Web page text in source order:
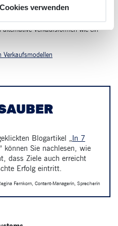
verwenden
am besten zu Ihrem
Verkaufsformen wie ein
Verkaufsmodellen
Blogartikel „In 7
“ können Sie nachlesen, wie
dass Ziele auch erreicht
Erfolg eintritt.
Fernkorn, Content-Managerin, Sprecherin